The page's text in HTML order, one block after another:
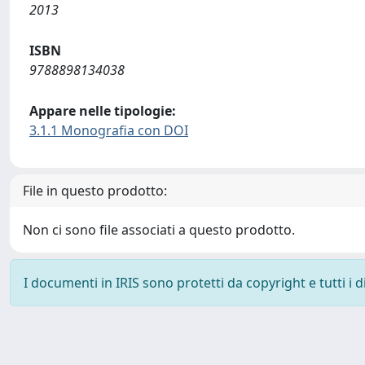
2013
ISBN
9788898134038
Appare nelle tipologie:
3.1.1 Monografia con DOI
File in questo prodotto:
Non ci sono file associati a questo prodotto.
I documenti in IRIS sono protetti da copyright e tutti i